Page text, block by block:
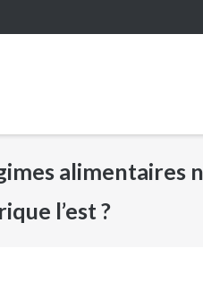
alimentaires
l’est ?